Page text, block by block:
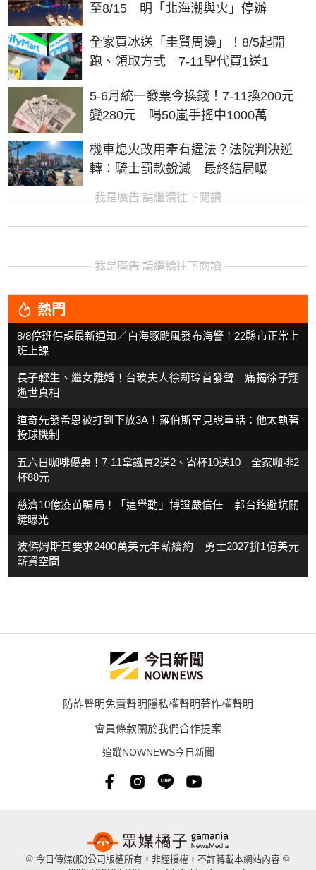
至8/15 明「北海潮與火」停辦
全家買冰送「圭賢周邊」！8/5起開
跑、領取方式 7-11聖代買1送1
5-6月統一發票今換錢！7-11換200元
變280元 喝50嵐手搖中1000萬
機車熄火改用牽有違法？法院判決逆
轉：騎士罰款銳減 最終結局曝
我是廣告 請繼續往下閱讀
我是廣告 請繼續往下閱讀
熱門
8/8停班停課最新通知／白海豚颱風發布海警！22縣市正常上
班上課
長子輕生、繼女離婚！台玻夫人徐莉玲首發聲 痛揭徐子翔
逝世真相
道奇先發希恩被打到下放3A！羅伯斯罕見說重話：他太執著
投球機制
五六日咖啡優惠！7-11拿鐵買2送2、寄杯10送10 全家咖啡2
杯88元
慈濟10億疫苗騙局！「這舉動」博證嚴信任 郭台銘避坑關
鍵曝光
波傑姆斯基要求2400萬美元年薪續約 勇士2027拚1億美元
薪資空間
防詐聲明免責聲明隱私權聲明著作權聲明
會員條款關於我們合作提案
追蹤NOWNEWS今日新聞
© 今日傳媒(股)公司版權所有，非經授權，不許轉載本網站內容 ©